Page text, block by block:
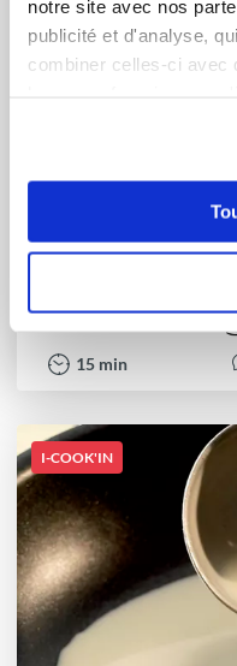
notre site avec nos
publicité et d'analyse,
combiner celles-ci avec
15 min
I-COOK'IN